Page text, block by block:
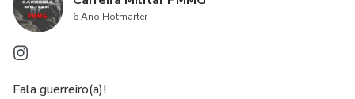
6 Ano Hotmarter
Fala guerreiro(a)!